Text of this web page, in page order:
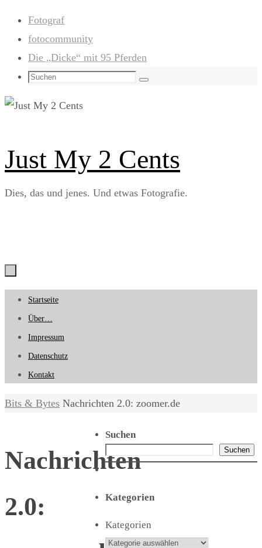
Zum
Inhalt
springen
Fotograf
fotocommunity
Die „Dicke“ mit 95 Pferden
Suchen
Suchen
Just My 2 Cents
Dies, das und jenes. Und etwas Fotografie.
Zum
Inhalt
springen
Startseite
Über…
Impressum
Datenschutz
Kontakt
Start
Bits & Bytes Nachrichten 2.0: zoomer.de
Nachrichten
2.0:
Suchen
Suchen
Kategorien
Kategorien